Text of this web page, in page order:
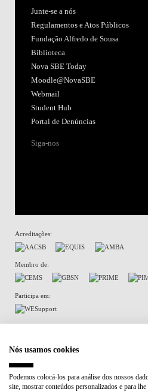
Junte-se a nós
Regulamentos e Atos Públicos
Fundação Alfredo de Sousa
Biblioteca
Nova SBE Today
Moodle@NovaSBE
Webmail
Student Hub
Portal de Denúncias
Siga-nos
Acreditações:
Membro de:
Participa em:
Plano de Recuperação e Resiliência (PRR)
Nós usamos cookies
Podemos colocá-los para análise dos nossos
site, mostrar conteúdos personalizados e para